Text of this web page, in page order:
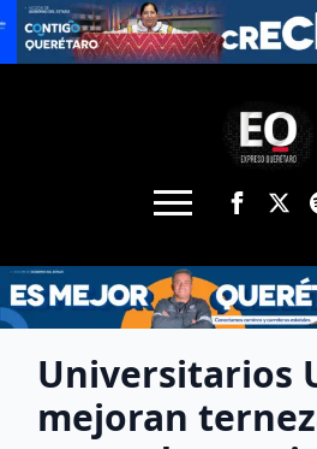
Universitarios
mejoran